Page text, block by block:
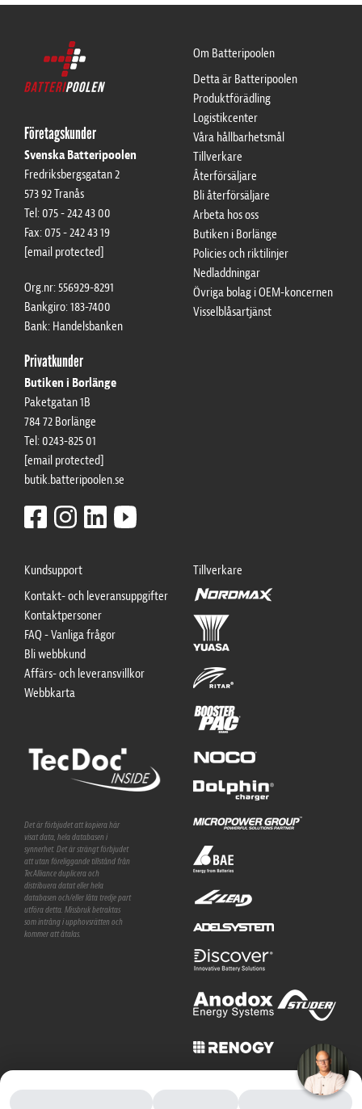
Artiklar
Add to existing cart row
Företagskunder
Svenska Batteripoolen
Fredriksbergsgatan 2
573 92 Tranås
Tel: 075 - 242 43 00
Fax: 075 - 242 43 19
[email protected]
Org.nr: 556929-8291
Bankgiro: 183-7400
Bank: Handelsbanken
Privatkunder
Butiken i Borlänge
Paketgatan 1B
784 72 Borlänge
Tel: 0243-825 01
[email protected]
butik.batteripoolen.se
Om Batteripoolen
Detta är Batteripoolen
Produktförädling
Logistikcenter
Våra hållbarhetsmål
Tillverkare
Återförsäljare
Bli återförsäljare
Arbeta hos oss
Butiken i Borlänge
Policies och riktilinjer
Nedladdningar
Övriga bolag i OEM-koncernen
Visselblåsartjänst
Kundsupport
Kontakt- och leveransuppgifter
Kontaktpersoner
FAQ - Vanliga frågor
Bli webbkund
Affärs- och leveransvillkor
Webbkarta
Det är förbjudet att kopiera här
visat data, hela databasen i
synnerhet. Det är strängt förbjudet
att utan föreliggande tillstånd från
TecAlliance duplicera och
distribuera datat eller hela
databasen och/eller låta tredje part
utföra detta. Missbruk betraktas
som intrång i upphovsrätten och
kommer att åtalas.
Tillverkare